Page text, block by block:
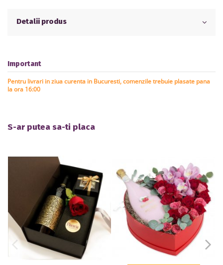
Detalii produs
Important
Pentru livrari in ziua curenta in Bucuresti, comenzile trebuie plasate pana
la ora 16:00
S-ar putea sa-ti placa